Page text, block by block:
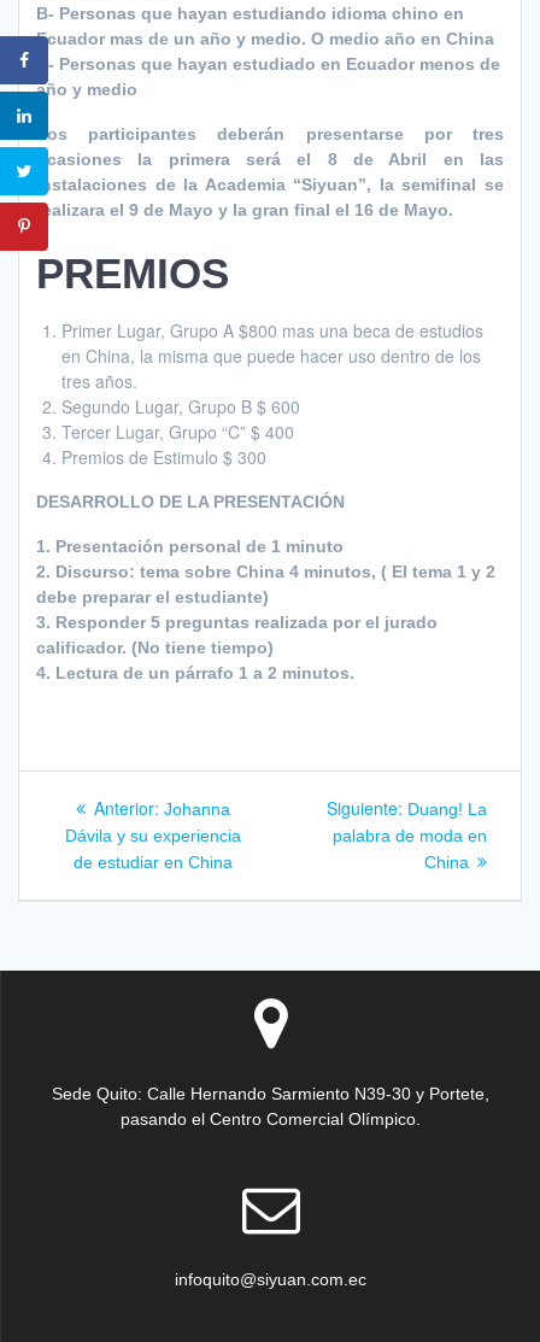
B- Personas que hayan estudiando idioma chino en
Ecuador mas de un año y medio. O medio año en China
C- Personas que hayan estudiado en Ecuador menos de
año y medio
Los participantes deberán presentarse por tres
ocasiones la primera será el 8 de Abril en las
Instalaciones de la Academia “Siyuan”, la semifinal se
realizara el 9 de Mayo y la gran final el 16 de Mayo.
PREMIOS
Primer Lugar, Grupo A $800 mas una beca de estudios
en China, la misma que puede hacer uso dentro de los
tres años.
Segundo Lugar, Grupo B $ 600
Tercer Lugar, Grupo “C” $ 400
Premios de Estimulo $ 300
DESARROLLO DE LA PRESENTACIÓN
1. Presentación personal de 1 minuto
2. Discurso: tema sobre China 4 minutos, ( El tema 1 y 2
debe preparar el estudiante)
3. Responder 5 preguntas realizada por el jurado
calificador. (No tiene tiempo)
4. Lectura de un párrafo 1 a 2 minutos.
Navegación
entradas
Anterior: Entrada
anterior:
Johanna
Dávila y su experiencia
de estudiar en China
Siguiente: Siguiente
entrada:
Duang! La
palabra de moda en
China
Sede Quito: Calle Hernando Sarmiento N39-30 y Portete,
pasando el Centro Comercial Olímpico.
infoquito@siyuan.com.ec